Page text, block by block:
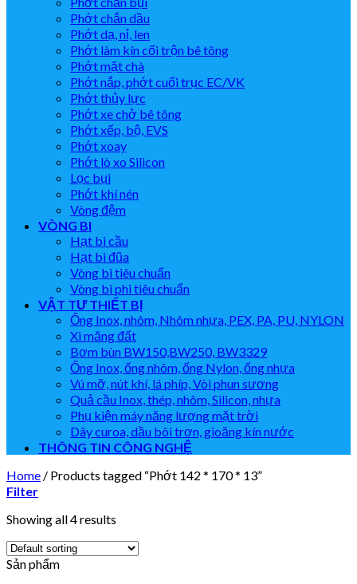
Phớt chắn dầu
Phớt dạ, nỉ, len
Phớt làm kín cối trộn bê tông
Phớt mặt chà
Phớt nắp, phớt cuối trục EC/VK
Phớt thủy lực
Phớt xe chở bê tông
Phớt xếp, bộ, EVS
Phớt xoay
Phớt lò xo Silicon
Lọc bụi
Phớt khí nén
Vòng đệm
VÒNG BI
Hạt bi cầu
Hạt bi đũa
Vòng bi tiêu chuẩn
Vòng bi phi tiêu chuẩn
VẬT TƯ THIẾT BỊ
Ống Inox, nhôm, Nhôm nhựa, PEX, PA, PU, NYLON
Xi măng đất
Bơm bùn BW150,BW250, BW3329
Ống Inox, ống nhôm, ống Nylon, ống nhựa
Vú mỡ, nút khí, lá phíp, Vòi phun sương
Quả cầu Inox, thép, nhôm, Silicon, nhựa
Phụ kiện máy năng lượng mặt trời
Dây curoa, dầu bôi trơn, gioăng kín nước
THÔNG TIN CÔNG NGHỆ
Home / Products tagged “Phớt 142 * 170 * 13”
Filter
Showing all 4 results
Sản phẩm